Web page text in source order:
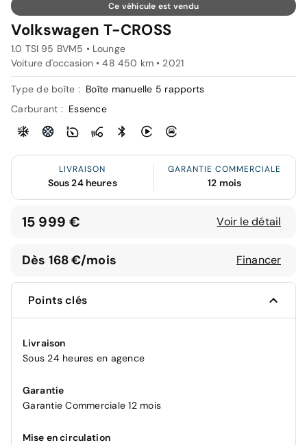
Ce véhicule est vendu
Volkswagen T-CROSS
1.0 TSI 95 BVM5 • Lounge
Voiture d'occasion • 48 450 km • 2021
Type de boîte : Boîte manuelle 5 rapports
Carburant : Essence
LIVRAISON
Sous 24 heures
GARANTIE COMMERCIALE
12 mois
15 999 € Voir le détail
Dès 168 €/mois Financer
Points clés
Livraison
Sous 24 heures en agence
Garantie
Garantie Commerciale 12 mois
Mise en circulation